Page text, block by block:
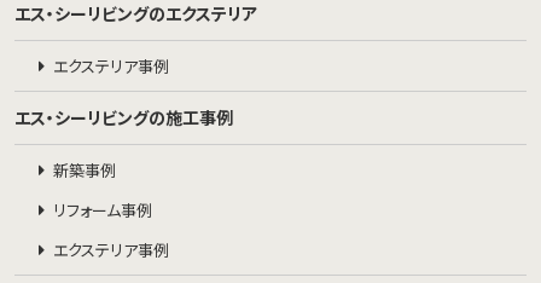
エス・シーリビングのエクステリア
エクステリア事例
エス・シーリビングの施工事例
新築事例
リフォーム事例
エクステリア事例